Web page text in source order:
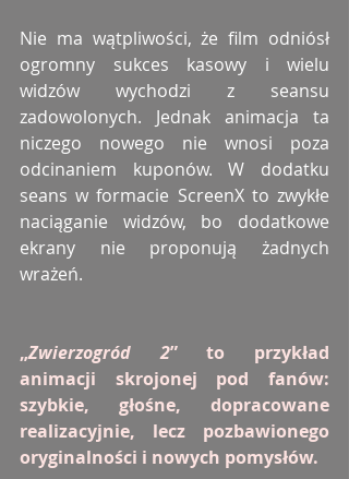
Nie ma wątpliwości, że film odniósł
ogromny sukces kasowy i wielu
widzów wychodzi z seansu
zadowolonych. Jednak animacja ta
niczego nowego nie wnosi poza
odcinaniem kuponów. W dodatku
seans w formacie ScreenX to zwykłe
naciąganie widzów, bo dodatkowe
ekrany nie proponują żadnych
wrażeń.
„Zwierzogród 2” to przykład
animacji skrojonej pod fanów:
szybkie, głośne, dopracowane
realizacyjnie, lecz pozbawionego
oryginalności i nowych pomysłów.